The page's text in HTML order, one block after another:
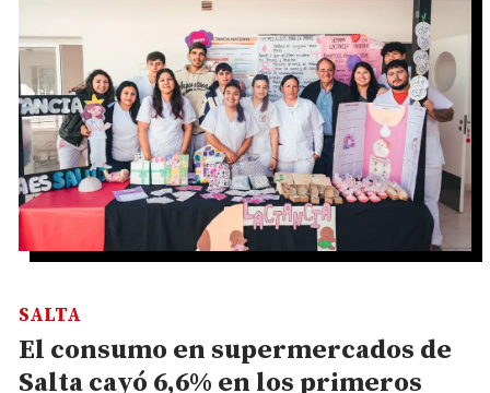
El consumo en supermercados de
Salta cayó 6,6% en los primeros
SALTA